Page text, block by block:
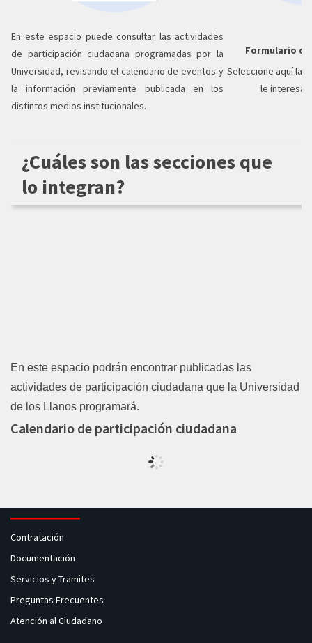
En este espacio puede consultar las actividades
de participación ciudadana programadas por la
Universidad, revisando el calendario de eventos y
la información previamente publicada en los
distintos medios institucionales.
Formulario
Seleccione aquí la
le interesa
¿Cuáles son las secciones que
lo integran?
En este espacio podrán encontrar publicadas las
actividades de participación ciudadana que la Universidad
de los Llanos programará.
Calendario de participación ciudadana
Contratación
Documentación
Servicios y Tramites
Preguntas Frecuentes
Atención al Ciudadano